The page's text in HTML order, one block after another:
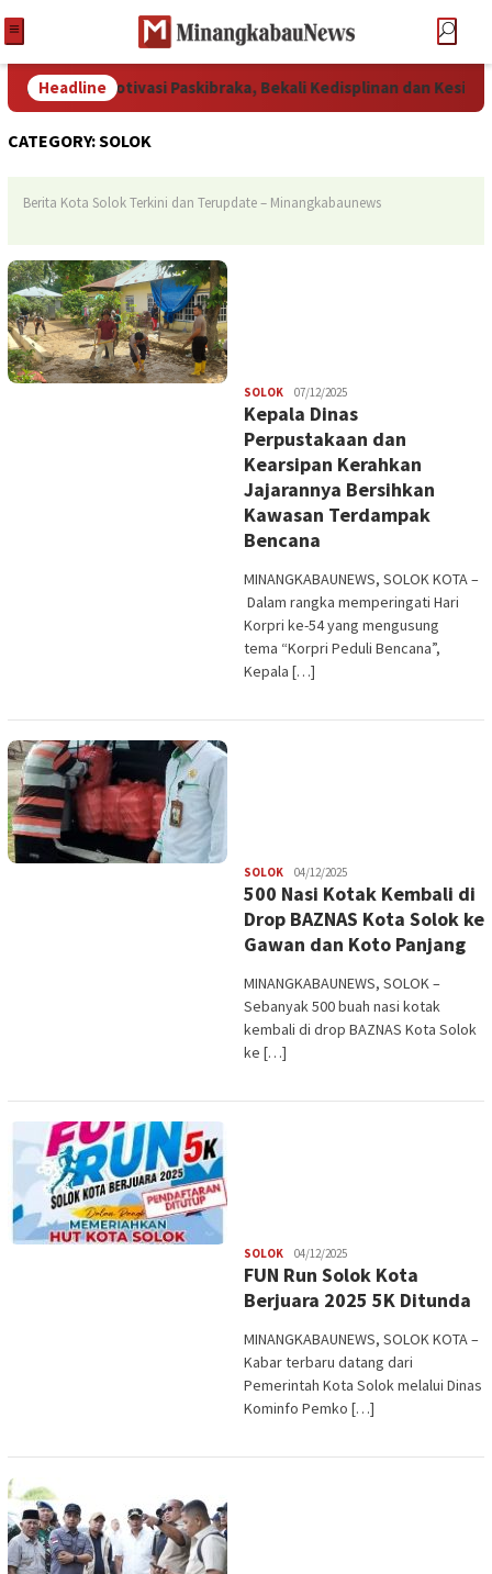
Headline
Paskibraka, Bekali Kedisplinan dan Kesiapan Mental
CATEGORY:SOLOK
Berita Kota Solok Terkini dan Terupdate – Minangkabaunews
SOLOKRedaksi
07/12/2025
Kepala Dinas
Perpustakaan dan
Kearsipan Kerahkan
Jajarannya Bersihkan
Kawasan Terdampak
Bencana
MINANGKABAUNEWS, SOLOK KOTA –
Dalam rangka memperingati Hari
Korpri ke-54 yang mengusung
tema “Korpri Peduli Bencana”,
Kepala […]
SOLOKRedaksi
04/12/2025
500 Nasi Kotak Kembali di
Drop BAZNAS Kota Solok ke
Gawan dan Koto Panjang
MINANGKABAUNEWS, SOLOK –
Sebanyak 500 buah nasi kotak
kembali di drop BAZNAS Kota Solok
ke […]
SOLOKRedaksi
04/12/2025
FUN Run Solok Kota
Berjuara 2025 5K Ditunda
MINANGKABAUNEWS, SOLOK KOTA –
Kabar terbaru datang dari
Pemerintah Kota Solok melalui Dinas
Kominfo Pemko […]